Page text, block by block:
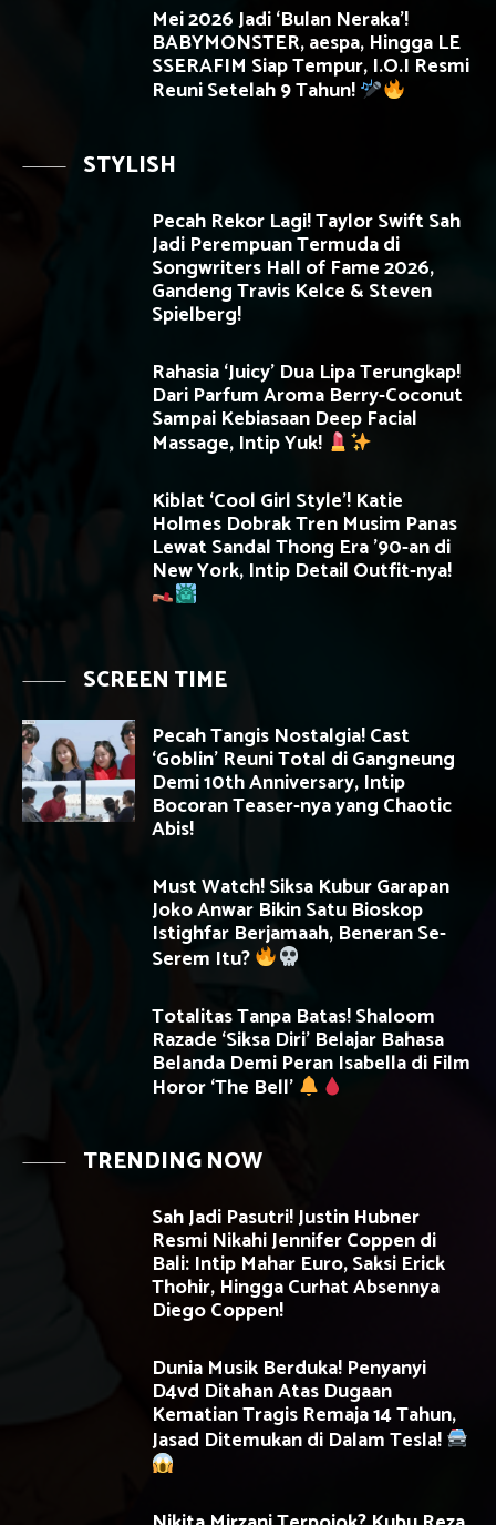
Mei 2026 Jadi ‘Bulan Neraka’!
BABYMONSTER, aespa, Hingga LE
SSERAFIM Siap Tempur, I.O.I Resmi
Reuni Setelah 9 Tahun!
STYLISH
Pecah Rekor Lagi! Taylor Swift Sah
Jadi Perempuan Termuda di
Songwriters Hall of Fame 2026,
Gandeng Travis Kelce & Steven
Spielberg!
Rahasia ‘Juicy’ Dua Lipa Terungkap!
Dari Parfum Aroma Berry-Coconut
Sampai Kebiasaan Deep Facial
Massage, Intip Yuk!
Kiblat ‘Cool Girl Style’! Katie
Holmes Dobrak Tren Musim Panas
Lewat Sandal Thong Era ’90-an di
New York, Intip Detail Outfit-nya!
SCREEN TIME
Pecah Tangis Nostalgia! Cast
‘Goblin’ Reuni Total di Gangneung
Demi 10th Anniversary, Intip
Bocoran Teaser-nya yang Chaotic
Abis!
Must Watch! Siksa Kubur Garapan
Joko Anwar Bikin Satu Bioskop
Istighfar Berjamaah, Beneran Se-
Serem Itu?
Totalitas Tanpa Batas! Shaloom
Razade ‘Siksa Diri’ Belajar Bahasa
Belanda Demi Peran Isabella di Film
Horor ‘The Bell’
TRENDING NOW
Sah Jadi Pasutri! Justin Hubner
Resmi Nikahi Jennifer Coppen di
Bali: Intip Mahar Euro, Saksi Erick
Thohir, Hingga Curhat Absennya
Diego Coppen!
Dunia Musik Berduka! Penyanyi
D4vd Ditahan Atas Dugaan
Kematian Tragis Remaja 14 Tahun,
Jasad Ditemukan di Dalam Tesla!